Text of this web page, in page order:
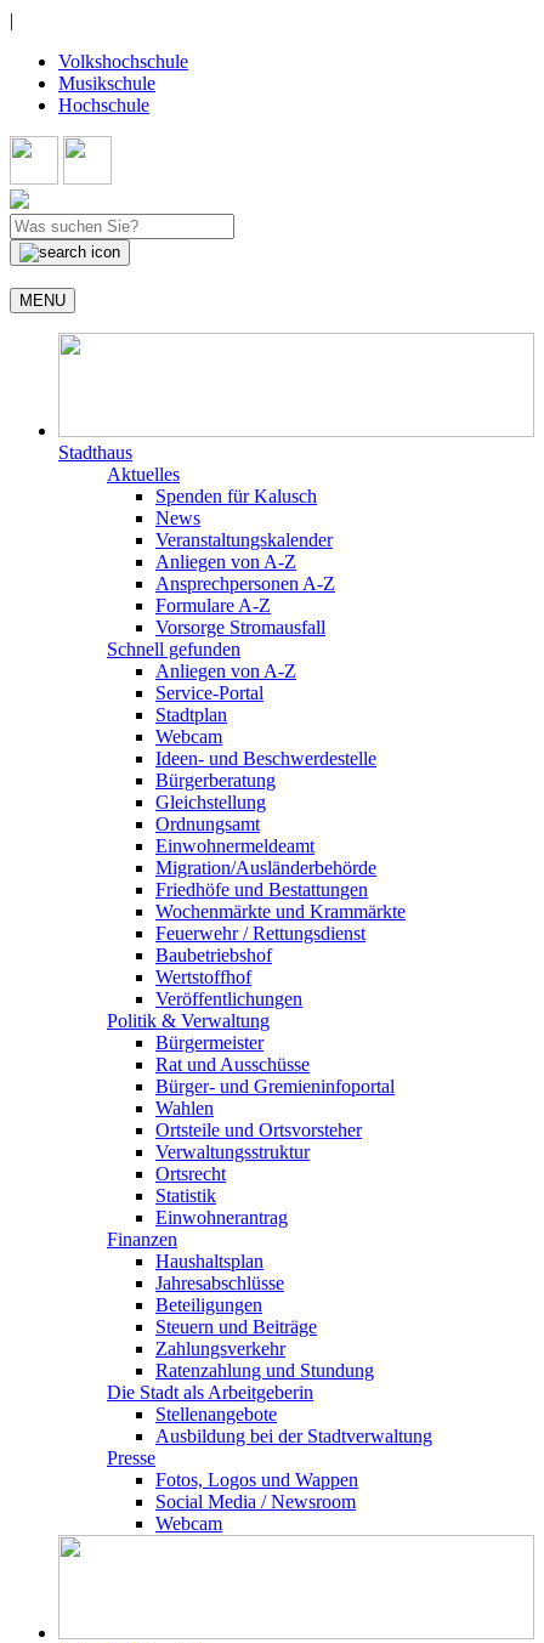
|
Volkshochschule
Musikschule
Hochschule
MENU
Stadthaus
Aktuelles
Spenden für Kalusch
News
Veranstaltungskalender
Anliegen von A-Z
Ansprechpersonen A-Z
Formulare A-Z
Vorsorge Stromausfall
Schnell gefunden
Anliegen von A-Z
Service-Portal
Stadtplan
Webcam
Ideen- und Beschwerdestelle
Bürgerberatung
Gleichstellung
Ordnungsamt
Einwohnermeldeamt
Migration/Ausländerbehörde
Friedhöfe und Bestattungen
Wochenmärkte und Krammärkte
Feuerwehr / Rettungsdienst
Baubetriebshof
Wertstoffhof
Veröffentlichungen
Politik & Verwaltung
Bürgermeister
Rat und Ausschüsse
Bürger- und Gremieninfoportal
Wahlen
Ortsteile und Ortsvorsteher
Verwaltungsstruktur
Ortsrecht
Statistik
Einwohnerantrag
Finanzen
Haushaltsplan
Jahresabschlüsse
Beteiligungen
Steuern und Beiträge
Zahlungsverkehr
Ratenzahlung und Stundung
Die Stadt als Arbeitgeberin
Stellenangebote
Ausbildung bei der Stadtverwaltung
Presse
Fotos, Logos und Wappen
Social Media / Newsroom
Webcam